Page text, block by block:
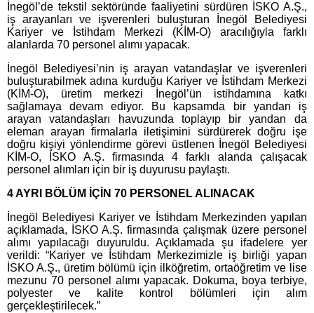
İnegöl’de tekstil sektöründe faaliyetini sürdüren İSKO A.Ş.,
iş arayanları ve işverenleri buluşturan İnegöl Belediyesi
Kariyer ve İstihdam Merkezi (KİM-O) aracılığıyla farklı
alanlarda 70 personel alımı yapacak.
İnegöl Belediyesi’nin iş arayan vatandaşlar ve işverenleri
buluşturabilmek adına kurduğu Kariyer ve İstihdam Merkezi
(KİM-O), üretim merkezi İnegöl’ün istihdamına katkı
sağlamaya devam ediyor. Bu kapsamda bir yandan iş
arayan vatandaşları havuzunda toplayıp bir yandan da
eleman arayan firmalarla iletişimini sürdürerek doğru işe
doğru kişiyi yönlendirme görevi üstlenen İnegöl Belediyesi
KİM-O, İSKO A.Ş. firmasında 4 farklı alanda çalışacak
personel alımları için bir iş duyurusu paylaştı.
4 AYRI BÖLÜM İÇİN 70 PERSONEL ALINACAK
İnegöl Belediyesi Kariyer ve İstihdam Merkezinden yapılan
açıklamada, İSKO A.Ş. firmasında çalışmak üzere personel
alımı yapılacağı duyuruldu. Açıklamada şu ifadelere yer
verildi: “Kariyer ve İstihdam Merkezimizle iş birliği yapan
İSKO A.Ş., üretim bölümü için ilköğretim, ortaöğretim ve lise
mezunu 70 personel alımı yapacak. Dokuma, boya terbiye,
polyester ve kalite kontrol bölümleri için alım
gerçekleştirilecek.”